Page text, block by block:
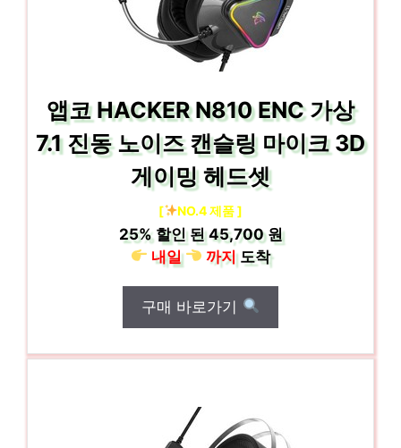
앱코 HACKER N810 ENC 가상
7.1 진동 노이즈 캔슬링 마이크 3D
게이밍 헤드셋
[ NO.4 제품 ]
25%할인 된45,700 원
내일
까지도착
구매 바로가기